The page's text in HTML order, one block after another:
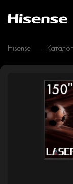
Hisense Каталог